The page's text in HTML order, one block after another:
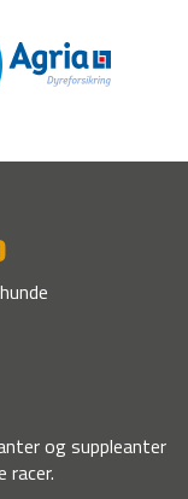
og suppleanter
racer.